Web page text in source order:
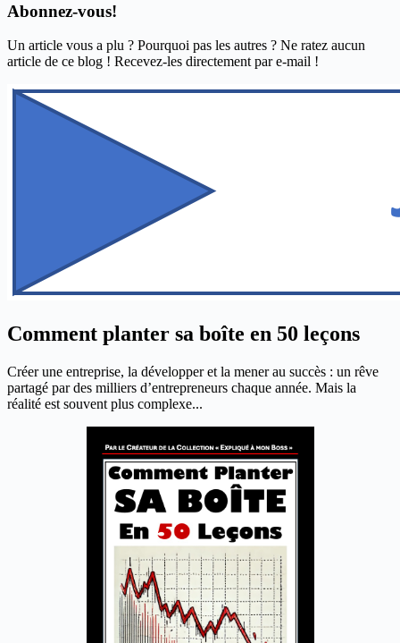
Abonnez-vous!
Un article vous a plu ? Pourquoi pas les autres ? Ne ratez aucun
article de ce blog ! Recevez-les directement par e-mail !
Comment planter sa boîte en 50 leçons
Créer une entreprise, la développer et la mener au succès : un rêve
partagé par des milliers d’entrepreneurs chaque année. Mais la
réalité est souvent plus complexe...